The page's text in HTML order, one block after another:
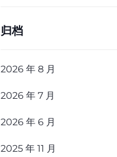
归档
2026 年 8 月
2026 年 7 月
2026 年 6 月
2025 年 11 月